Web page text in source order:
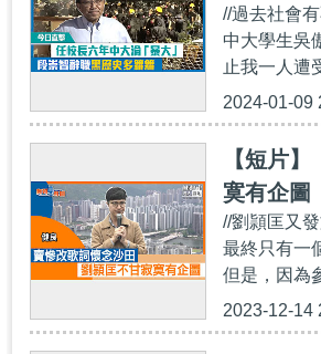
//過去社會
中大學生吳
止我一人遭
2024-01-09
【短片
寞有企圖
//劉頴匡又
最終只有一
但是，因為
2023-12-14